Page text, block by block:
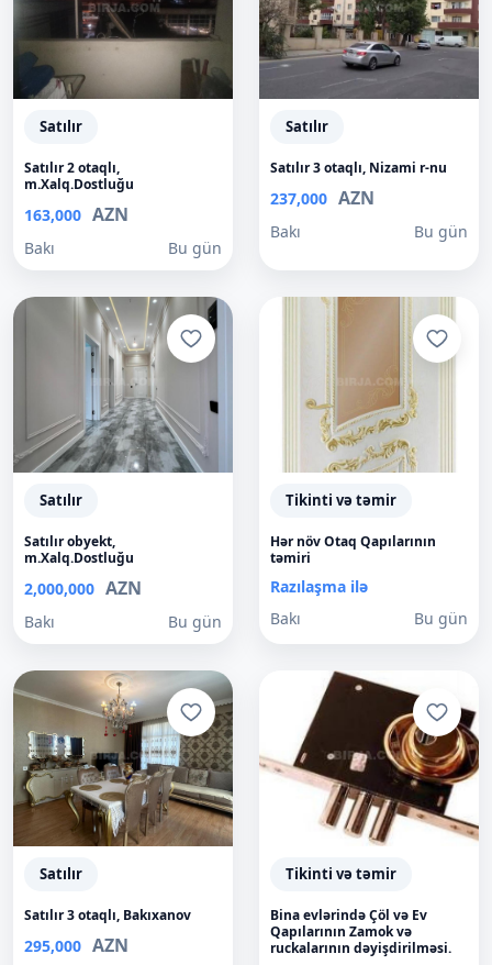
Satılır
Satılır 2 otaqlı,
m.Xalq.Dostluğu
163,000 AZN
Bakı Bu gün
Satılır
Satılır 3 otaqlı, Nizami r-nu
237,000 AZN
Bakı Bu gün
Satılır
Satılır obyekt,
m.Xalq.Dostluğu
2,000,000 AZN
Bakı Bu gün
Tikinti və təmir
Hər növ Otaq Qapılarının
təmiri
Razılaşma ilə
Bakı
Bu gün
Satılır
Satılır 3 otaqlı, Bakıxanov
295,000 AZN
Tikinti və təmir
Bina evlərində Çöl və Ev
Qapılarının Zamok və
ruckalarının dəyişdirilməsi.